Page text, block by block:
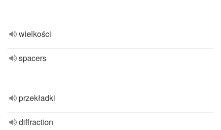
wielkości
spacers
przekładki
diffraction